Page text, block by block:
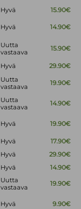
Hyvä
15.90€
Hyvä 14.90€
Uutta
vastaava
15.90€
Hyvä
29.90€
Uutta
vastaava
19.90€
Uutta
vastaava
14.90€
Hyvä 19.90€
Hyvä
17.90€
Hyvä
29.90€
Hyvä 14.90€
Uutta
vastaava
19.90€
Hyvä 9.90€